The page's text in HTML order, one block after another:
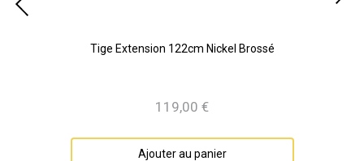
Tige Extension 122cm Nickel Brossé
Prix
119,00 €
Ajouter au panier